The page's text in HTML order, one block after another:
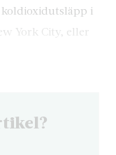
i
York City, eller